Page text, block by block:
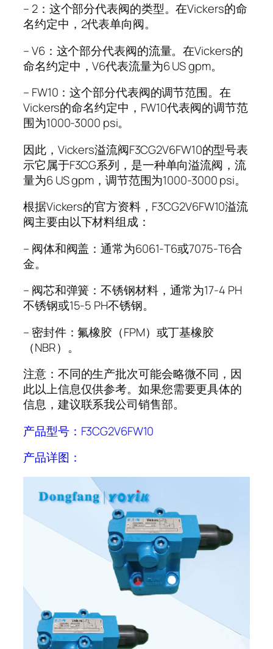
– 2：这个部分代表阀的类型。在Vickers的命
名约定中，2代表单向阀。
– V6：这个部分代表阀的流量。在Vickers的
命名约定中，V6代表流量为6 US gpm。
– FW10：这个部分代表阀的调节范围。在
Vickers的命名约定中，FW10代表阀的调节范
围为1000-3000 psi。
因此，Vickers溢流阀F3CG2V6FW10的型号表
示它属于F3CG系列，是一种单向溢流阀，流
量为6 US gpm，调节范围为1000-3000 psi。
根据Vickers的官方资料，F3CG2V6FW10溢流
阀主要由以下材料组成：
– 阀体和阀盖：通常为6061-T6或7075-T6合
金。
– 阀芯和弹簧：不锈钢材料，通常为17-4 PH
不锈钢或15-5 PH不锈钢。
– 密封件：氟橡胶（FPM）或丁基橡胶
（NBR）。
注意：不同的生产批次可能会略微不同，因
此以上信息仅供参考。如果您需要更具体的
信息，建议联系我公司销售部。
产品型号：F3CG2V6FW10
产品详图：